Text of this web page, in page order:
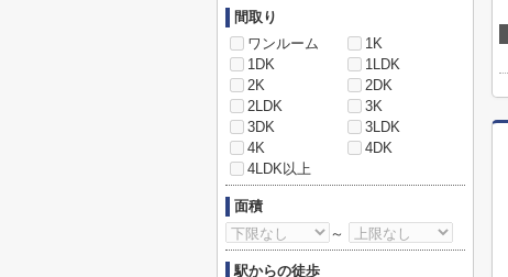
間取り
ワンルーム
1K
1DK
1LDK
2K
2DK
2LDK
3K
3DK
3LDK
4K
4DK
4LDK以上
面積
～
駅からの徒歩